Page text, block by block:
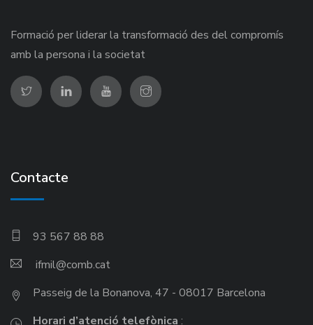
Formació per liderar la transformació des del compromís
amb la persona i la societat
Contacte
93 567 88 88
ifmil
Passeig de la Bonanova, 47 - 08017 Barcelona
Horari d’atenció telefònica :